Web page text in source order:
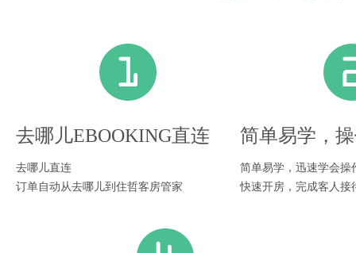
去哪儿EBOOKING直连
去哪儿直连
订单自动从去哪儿到住哲客房管家
简单易学，
简单易学，迅速学会操
快速开房，完成客人接